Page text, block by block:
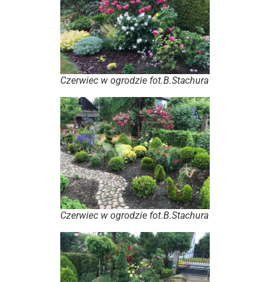
Czerwiec w ogrodzie fot.B.Stachura
Czerwiec w ogrodzie fot.B.Stachura